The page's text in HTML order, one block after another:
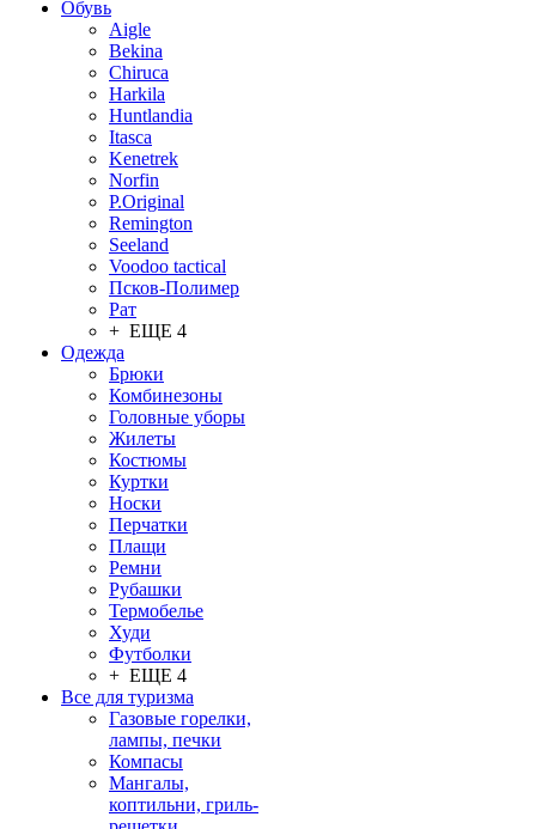
Обувь
Aigle
Bekina
Chiruсa
Harkila
Huntlandia
Itasca
Kenetrek
Norfin
P.Original
Remington
Seeland
Voodoo tactical
Псков-Полимер
Рат
+ ЕЩЕ 4
Одежда
Брюки
Комбинезоны
Головные уборы
Жилеты
Костюмы
Куртки
Носки
Перчатки
Плащи
Ремни
Рубашки
Термобелье
Худи
Футболки
+ ЕЩЕ 4
Все для туризма
Газовые горелки,
лампы, печки
Компасы
Мангалы,
коптильни, гриль-